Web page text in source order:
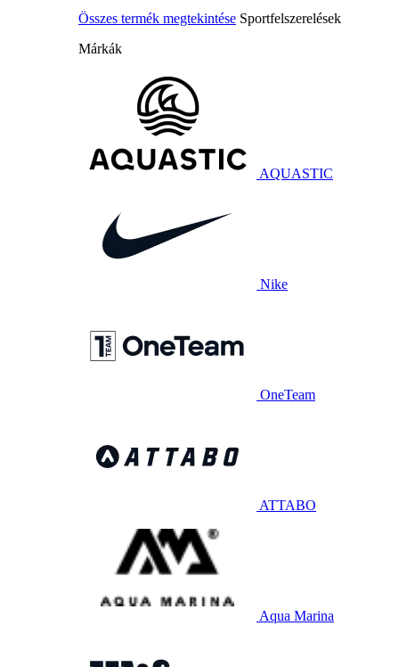
Összes termék megtekintése Sportfelszerelések
Márkák
AQUASTIC
Nike
OneTeam
ATTABO
Aqua Marina